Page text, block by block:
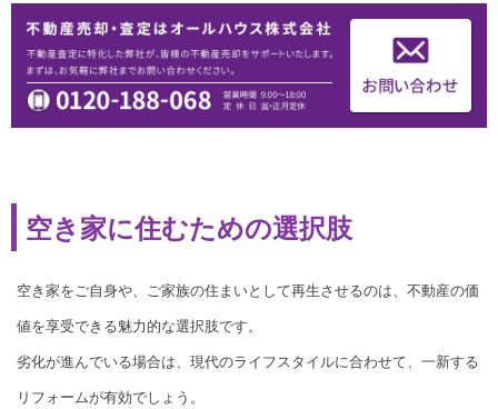
空き家に住むための選択肢
空き家をご自身や、ご家族の住まいとして再生させるのは、不動産の価
値を享受できる魅力的な選択肢です。
劣化が進んでいる場合は、現代のライフスタイルに合わせて、一新する
リフォームが有効でしょう。